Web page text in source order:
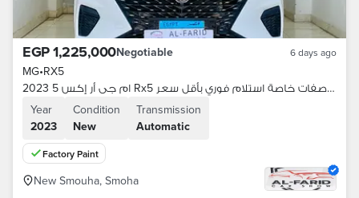
EGP 1,225,000Negotiable 6 days ago
MG•RX5
ام جى أر إكس 5 2023 Rx5 أعلى فئه بمواصفات خاصة استلام فوري بأقل سعر
Year
2023
Condition
New
Transmission
Automatic
Factory Paint
New Smouha, Smoha